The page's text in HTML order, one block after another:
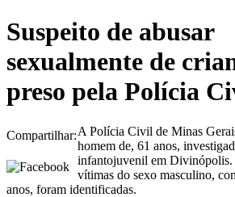
Suspeito de abusar
sexualmente de
preso pela Polícia
Compartilhar:A Polícia Civil de Minas
homem de, 61 anos,
infantojuvenil em Divinópolis.
vítimas do sexo masculino,
anos, foram identificadas.